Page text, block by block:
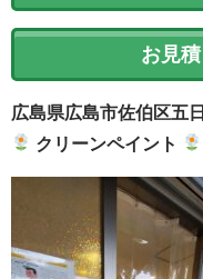
お見
広島県広島市佐伯区五
クリーンペイント